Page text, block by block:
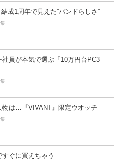
成1周年で見えた”バンドらしさ”
社員が本気で選ぶ「10万円台PC3
物は…『VIVANT』限定ウオッチ
ぐに買えちゃう